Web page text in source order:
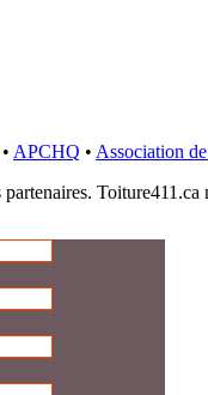
• APCHQ • Association